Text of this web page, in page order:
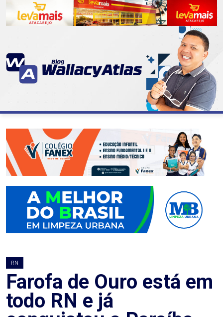
07
DE
ABASTECIMENTO
AÇÃO
SOCIAL
ADMINISTRAÇÃO
AGOSTO
ALEGRIA
ALRN
RN
Farofa de Ouro está em
todo RN e já